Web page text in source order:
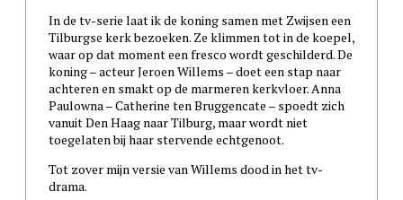
In de tv-serie laat ik de koning samen met Zwijsen een
Tilburgse kerk bezoeken. Ze klimmen tot in de koepel,
waar op dat moment een fresco wordt geschilderd. De
koning – acteur Jeroen Willems – doet een stap naar
achteren en smakt op de marmeren kerkvloer. Anna
Paulowna – Catherine ten Bruggencate – spoedt zich
vanuit Den Haag naar Tilburg, maar wordt niet
toegelaten bij haar stervende echtgenoot.
Tot zover mijn versie van Willems dood in het tv-
drama.